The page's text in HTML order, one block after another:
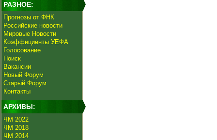
РАЗНОЕ:
Прогнозы от ФНК
Российские новости
Мировые Новости
Коэффициенты УЕФА
Голосование
Поиск
Вакансии
Новый Форум
Старый Форум
Контакты
АРХИВЫ:
ЧМ 2022
ЧМ 2018
ЧМ 2014